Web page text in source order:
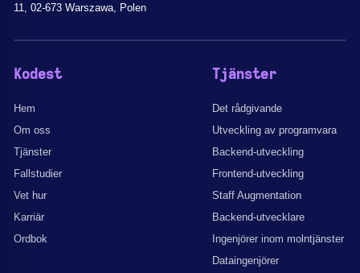
11, 02-673 Warszawa, Polen
Kodest
Hem
Om oss
Tjänster
Fallstudier
Vet hur
Karriär
Ordbok
Tjänster
Det rådgivande
Utveckling av programvara
Backend-utveckling
Frontend-utveckling
Staff Augmentation
Backend-utvecklare
Ingenjörer inom molntjänster
Dataingenjörer